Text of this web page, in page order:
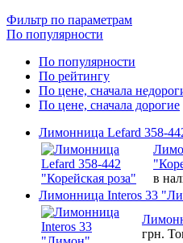
Фильтр по параметрам
По популярности
По популярности
По рейтингу
По цене, сначала
По цене, сначала дорогие
Лимонница Lefard 358-
в
Лимонница Interos 33
грн.